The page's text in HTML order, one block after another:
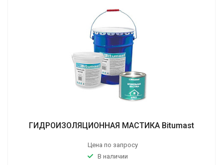
ГИДРОИЗОЛЯЦИОННАЯ МАСТИКА Bitumast
Цена по запросу
В наличии